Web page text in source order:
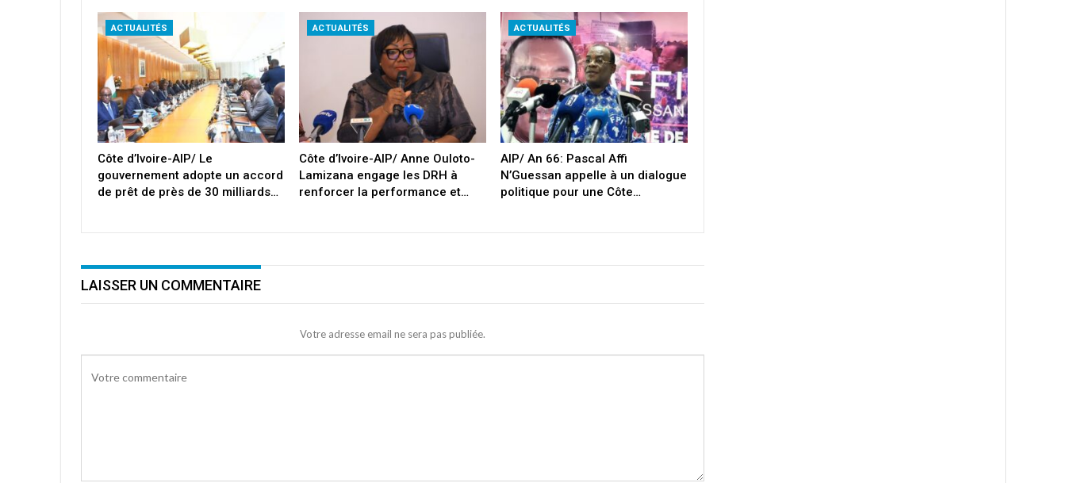
ACTUALITÉS
Côte d’Ivoire-AIP/ Le
gouvernement adopte un accord
de prêt de près de 30 milliards…
ACTUALITÉS
Côte d’Ivoire-AIP/ Anne Ouloto-
Lamizana engage les DRH à
renforcer la performance et…
ACTUALITÉS
AIP/ An 66: Pascal Affi
N’Guessan appelle à un dialogue
politique pour une Côte…
LAISSER UN COMMENTAIRE
Votre adresse email ne sera pas publiée.